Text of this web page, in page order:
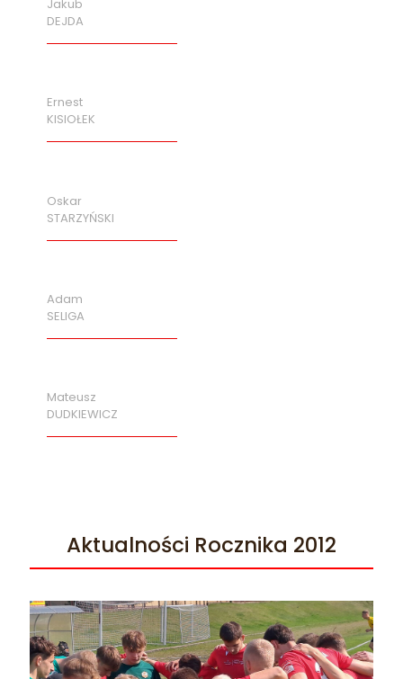
Jakub
DEJDA
Ernest
KISIOŁEK
Oskar
STARZYŃSKI
Adam
SELIGA
Mateusz
DUDKIEWICZ
Aktualności Rocznika 2012